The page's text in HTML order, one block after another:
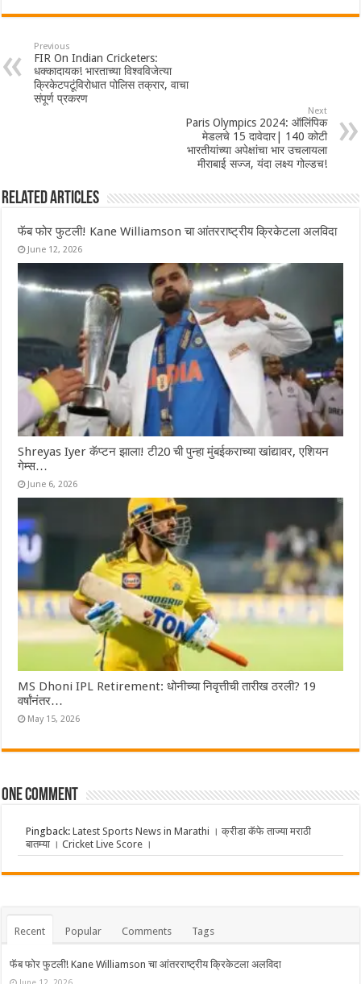
Previous
FIR On Indian Cricketers:
धक्कादायक! भारताच्या विश्वविजेत्या
क्रिकेटपटूंविरोधात पोलिस तक्रार, वाचा
संपूर्ण प्रकरण
Next
Paris Olympics 2024: ऑलिंपिक
मेडलचे 15 दावेदार| 140 कोटी
भारतीयांच्या अपेक्षांचा भार उचलायला
मीराबाई सज्ज, यंदा लक्ष्य गोल्डच!
Related Articles
फॅब फोर फुटली! Kane Williamson चा आंतरराष्ट्रीय क्रिकेटला अलविदा
June 12, 2026
Shreyas Iyer कॅप्टन झाला! टी20 ची पुन्हा मुंबईकराच्या खांद्यावर, एशियन
गेम्स…
June 6, 2026
MS Dhoni IPL Retirement: धोनीच्या निवृत्तीची तारीख ठरली? 19
वर्षांनंतर…
May 15, 2026
One comment
Pingback:Latest Sports News in Marathi । क्रीडा कॅफे ताज्या मराठी
बातम्या । Cricket Live Score ।
Recent Popular Comments Tags
फॅब फोर फुटली! Kane Williamson चा आंतरराष्ट्रीय क्रिकेटला अलविदा